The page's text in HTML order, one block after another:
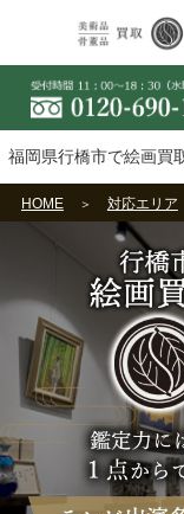
福岡県行橋市で絵画買
HOME 対応エリア